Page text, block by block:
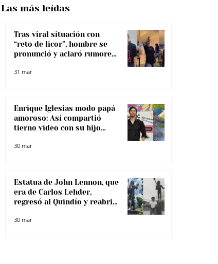
Tras viral situación con
“reto de licor”, hombre se
pronunció y aclaró rumores
31 mar
Enrique Iglesias modo papá
amoroso: Así compartió
tierno video con su hijo
30 mar
Estatua de John Lennon, que
era de Carlos Lehder,
regresó al Quindío y reabrió
narcotráfico
30 mar
Las más leídas